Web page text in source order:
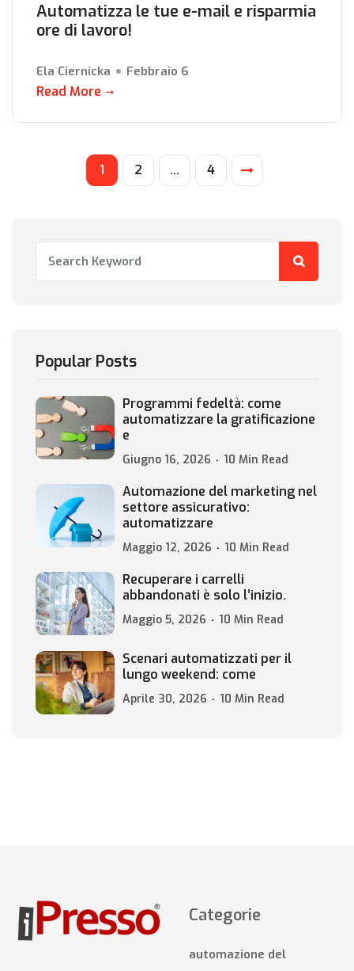
Automatizza le tue e-mail e risparmia
ore di lavoro!
Ela Ciernicka Febbraio 6
Read More
1 2 … 4
Popular Posts
Programmi fedeltà: come
automatizzare la gratificazione
e
Giugno 16, 2026 10 Min Read
Automazione del marketing nel
settore assicurativo:
automatizzare
Maggio 12, 2026 10 Min Read
Recuperare i carrelli
abbandonati è solo l’inizio.
Maggio 5, 2026 10 Min Read
Scenari automatizzati per il
lungo weekend: come
Aprile 30, 2026 10 Min Read
Categorie
automazione del